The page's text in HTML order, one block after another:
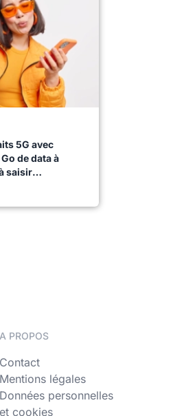
5G avec
de data à
saisir
A PROPOS
Contact
Mentions légales
Données personnelles
et cookies